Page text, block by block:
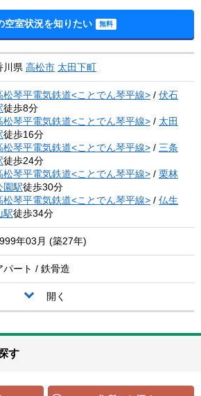
空室状況を知りたい
川県 高松市 太田下町
松琴平電気鉄道<ことでん琴平線> / 伏石
徒歩8分
松琴平電気鉄道<ことでん琴平線> / 太田
徒歩16分
松琴平電気鉄道<ことでん琴平線> / 三条
徒歩24分
松琴平電気鉄道<ことでん琴平線> / 栗林
園駅徒歩30分
松琴平電気鉄道<ことでん琴平線> / 仏生
駅徒歩34分
年03月 (築27年)
パート / 鉄骨造
開く
す